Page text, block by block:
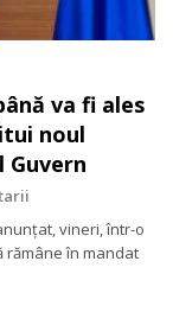
va fi ales
noul
Guvern
vineri, într-o
rămâne în mandat